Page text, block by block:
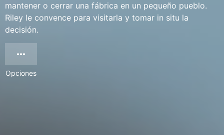
mantener o cerrar una fábrica en un pequeño pueblo.
Riley le convence para visitarla y tomar in situ la
decisión.
Opciones